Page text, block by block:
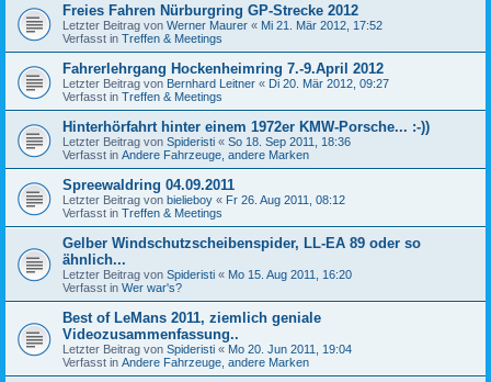
Freies Fahren Nürburgring GP-Strecke 2012
Letzter Beitrag von Werner Maurer « Mi 21. Mär 2012, 17:52
Verfasst in Treffen & Meetings
Fahrerlehrgang Hockenheimring 7.-9.April 2012
Letzter Beitrag von Bernhard Leitner « Di 20. Mär 2012, 09:27
Verfasst in Treffen & Meetings
Hinterhörfahrt hinter einem 1972er KMW-Porsche... :-))
Letzter Beitrag von Spideristi « So 18. Sep 2011, 18:36
Verfasst in Andere Fahrzeuge, andere Marken
Spreewaldring 04.09.2011
Letzter Beitrag von bielieboy « Fr 26. Aug 2011, 08:12
Verfasst in Treffen & Meetings
Gelber Windschutzscheibenspider, LL-EA 89 oder so
ähnlich...
Letzter Beitrag von Spideristi « Mo 15. Aug 2011, 16:20
Verfasst in Wer war's?
Best of LeMans 2011, ziemlich geniale
Videozusammenfassung..
Letzter Beitrag von Spideristi « Mo 20. Jun 2011, 19:04
Verfasst in Andere Fahrzeuge, andere Marken